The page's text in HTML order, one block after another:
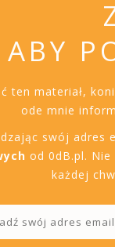
ABY
ten materiał,
ode mnie
swój adres
od 0dB.pl.
każdej